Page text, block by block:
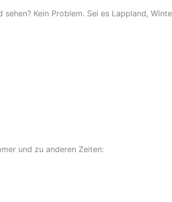
Kein Problem. Sei es Lappland,
und zu anderen Zeiten: